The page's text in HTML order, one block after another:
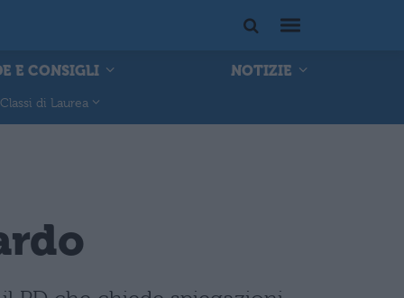
E CONSIGLI NOTIZIE
Classi di Laurea